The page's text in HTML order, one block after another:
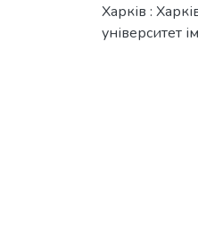
Харків :
університет